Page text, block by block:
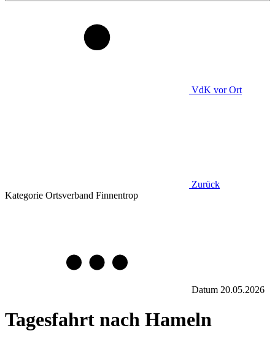
VdK vor Ort
Zurück
Kategorie Ortsverband Finnentrop
Datum 20.05.2026
Tagesfahrt nach Hameln